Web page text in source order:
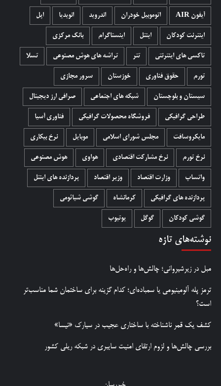
آیفون AIR اتوموبیل خودران اندروید انویدیا اپل
اینترنت کودکان اینتل اینستاگرام بانک مرکزی
تاکسی های اینترنتی تتر تراشه های هوش مصنوعی تسلا
تورم حقوق فناوری خوزستان سرور مجازی
سیستان و بلوچستان شبکه های اجتماعی صرافی ارز دیجیتال
طراحی گرافیکی فروشگاه محصولات گرافيکی فناوری آسیا
مایکروسافت مجلس شورای اسلامی موبایل نرخ بیکاری
نرخ تورم نرخ مشارکت اقتصادی هواوی هوش مصنوعی
واتساپ وزارت اقتصاد وزیر اقتصاد پردازنده های اینتل
پردازنده های گرافیکی کرمانشاه گوشی شیائومی
گوشی کودکان گوگل یوتیوب
نوشته‌های تازه
مبل در زیرشیروانی؛ چالش‌ها و راه‌حل‌ها
ترمز پله آلومینیومی یا سمباده‌ای؛ کدام گزینه برای ساختمان شما مناسب‌تر
است؟
کشف یک قمر ناشناخته با ساختاری عجیب در سیارک «نیسا»
بررسی چالش‌ها و لزوم ارتقای امنیت سایبری در شبکه ریلی کشور